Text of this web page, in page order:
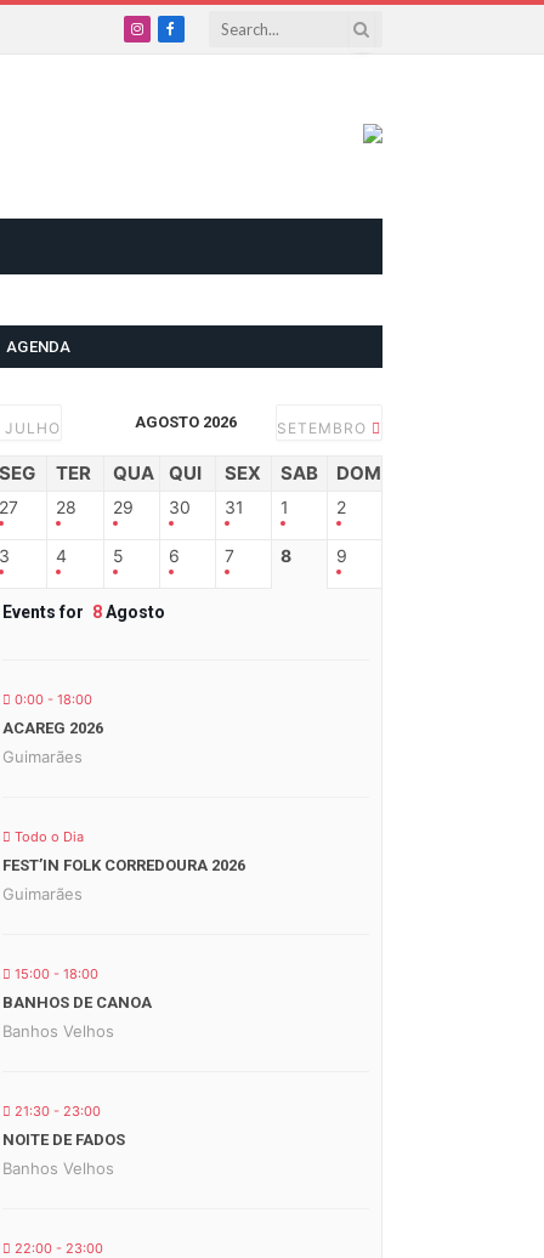
InstagramFacebook
AGENDA
JULHO AGOSTO 2026 SETEMBRO
SEG TER QUA QUI SEX SAB DOM
27 28 29 30 31 1 2
3 4 5 6 7 8 9
Events for 8Agosto
0:00 - 18:00
ACAREG 2026
Guimarães
Todo o Dia
FEST’IN FOLK CORREDOURA 2026
Guimarães
15:00 - 18:00
BANHOS DE CANOA
Banhos Velhos
21:30 - 23:00
NOITE DE FADOS
Banhos Velhos
22:00 - 23:00